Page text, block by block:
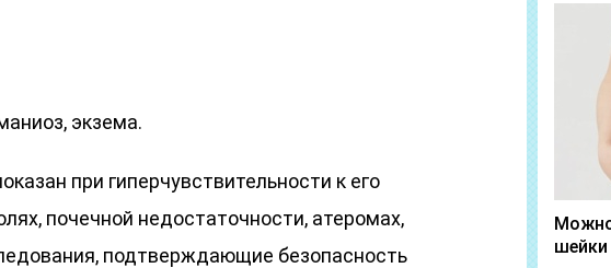
экзема.
при гиперчувствительности к его
почечной недостаточности, атеромах,
подтверждающие безопасность